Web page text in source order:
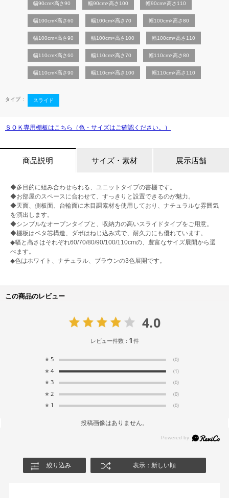
幅90cm×高さ90 幅90cm×高さ100 幅90cm×高さ110
幅100cm×高さ60 幅100cm×高さ70 幅100cm×高さ80
幅100cm×高さ90 幅100cm×高さ100 幅100cm×高さ110
幅110cm×高さ60 幅110cm×高さ70 幅110cm×高さ80
幅110cm×高さ90 幅110cm×高さ100 幅110cm×高さ110
タイプ スライド
ＳＯＫ専用棚板はこちら（色・サイズはご確認ください。）
商品説明 サイズ・素材 展示店舗
◆多目的に組み合わせられる、ユニットタイプの書棚です。
◆お部屋のスペースに合わせて、すっきりと設置できるのが魅力。
◆天面、側板面、台輪面に木目調素材を使用しており、ナチュラルな雰囲気
を演出します。
◆シンプルなオープンタイプと、収納力の高いスライドタイプをご用意。
◆棚板はベタ芯構造、ダボはねじ込み式で、耐久力にも優れています。
◆幅と高さはそれぞれ60/70/80/90/100/110cmの、豊富なサイズ展開から選
べます。
◆色はホワイト、ナチュラル、ブラウンの3色展開です。
この商品のレビュー
4.0
レビュー件数： 1件
★ 5 (0)
★ 4 (1)
★ 3 (0)
★ 2 (0)
★ 1 (0)
投稿画像はありません。
絞り込み 表示：新しい順